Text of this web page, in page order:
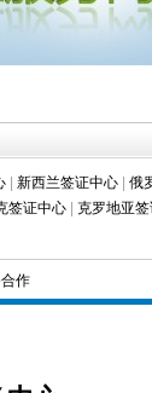
新西兰签证中心 俄
签证中心 克罗地亚
作